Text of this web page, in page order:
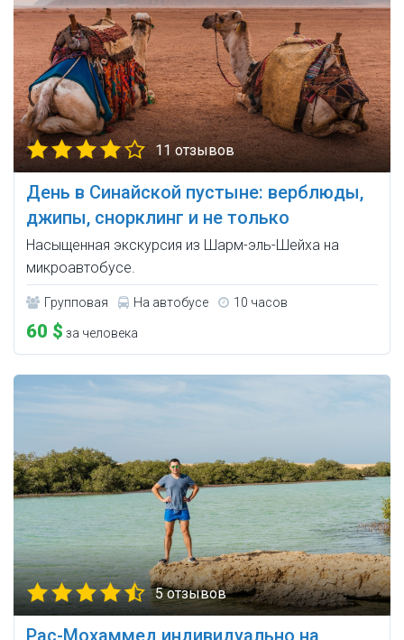
11 отзывов
День в Синайской пустыне: верблюды,
джипы, снорклинг и не только
Насыщенная экскурсия из Шарм-эль-Шейха на
микроавтобусе.
Групповая На автобусе 10 часов
60 $ за человека
5 отзывов
Рас-Мохаммед индивидуально на